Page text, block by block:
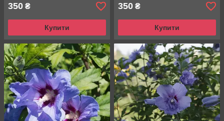
350 ₴
Купити
350 ₴
Купити